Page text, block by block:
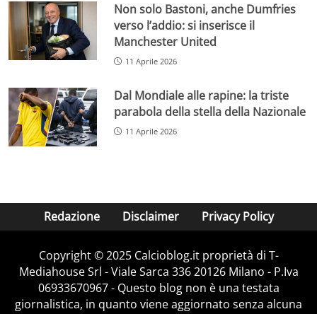
Non solo Bastoni, anche Dumfries
verso l’addio: si inserisce il
Manchester United
11 Aprile 2026
Dal Mondiale alle rapine: la triste
parabola della stella della Nazionale
11 Aprile 2026
Redazione Disclaimer Privacy Policy
Copyright © 2025 Calcioblog.it proprietà di T-
Mediahouse Srl - Viale Sarca 336 20126 Milano - P.Iva
06933670967 - Questo blog non è una testata
giornalistica, in quanto viene aggiornato senza alcuna